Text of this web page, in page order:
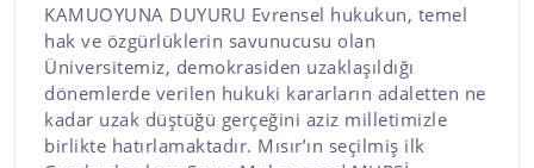
KAMUOYUNA DUYURU Evrensel hukukun, temel
hak ve özgürlüklerin savunucusu olan
Üniversitemiz, demokrasiden uzaklaşıldığı
dönemlerde verilen hukuki kararların adaletten ne
kadar uzak düştüğü gerçeğini aziz milletimizle
birlikte hatırlamaktadır. Mısır’ın seçilmiş ilk